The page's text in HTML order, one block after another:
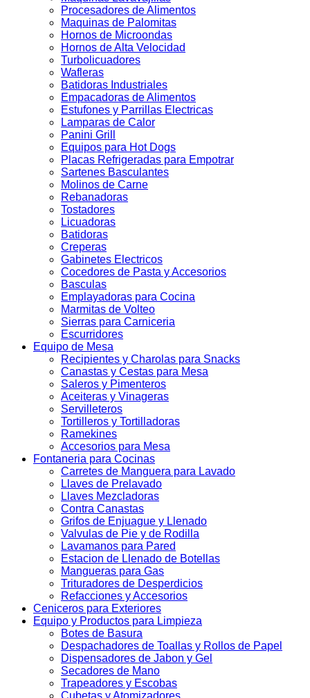
Procesadores de Alimentos
Maquinas de Palomitas
Hornos de Microondas
Hornos de Alta Velocidad
Turbolicuadores
Wafleras
Batidoras Industriales
Empacadoras de Alimentos
Estufones y Parrillas Electricas
Lamparas de Calor
Panini Grill
Equipos para Hot Dogs
Placas Refrigeradas para Empotrar
Sartenes Basculantes
Molinos de Carne
Rebanadoras
Tostadores
Licuadoras
Batidoras
Creperas
Gabinetes Electricos
Cocedores de Pasta y Accesorios
Basculas
Emplayadoras para Cocina
Marmitas de Volteo
Sierras para Carniceria
Escurridores
Equipo de Mesa
Recipientes y Charolas para Snacks
Canastas y Cestas para Mesa
Saleros y Pimenteros
Aceiteras y Vinageras
Servilleteros
Tortilleros y Tortilladoras
Ramekines
Accesorios para Mesa
Fontaneria para Cocinas
Carretes de Manguera para Lavado
Llaves de Prelavado
Llaves Mezcladoras
Contra Canastas
Grifos de Enjuague y Llenado
Valvulas de Pie y de Rodilla
Lavamanos para Pared
Estacion de Llenado de Botellas
Mangueras para Gas
Trituradores de Desperdicios
Refacciones y Accesorios
Ceniceros para Exteriores
Equipo y Productos para Limpieza
Botes de Basura
Despachadores de Toallas y Rollos de Papel
Dispensadores de Jabon y Gel
Secadores de Mano
Trapeadores y Escobas
Cubetas y Atomizadores